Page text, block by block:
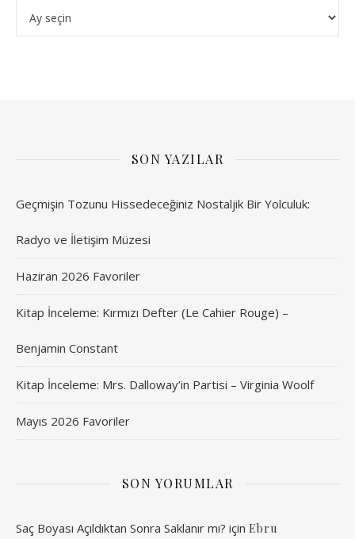
SON YAZILAR
Geçmişin Tozunu Hissedeceğiniz Nostaljik Bir Yolculuk:
Radyo ve İletişim Müzesi
Haziran 2026 Favoriler
Kitap İnceleme: Kırmızı Defter (Le Cahier Rouge) –
Benjamin Constant
Kitap İnceleme: Mrs. Dalloway’in Partisi – Virginia Woolf
Mayıs 2026 Favoriler
SON YORUMLAR
Saç Boyası Açıldıktan Sonra Saklanır mı? için Ebru